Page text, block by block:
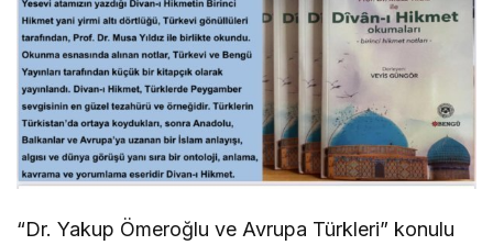
“Dr. Yakup Ömeroğlu ve Avrupa Türkleri” konulu